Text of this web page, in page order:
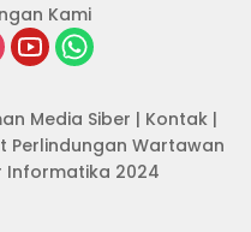
Kami
Media Siber | Kontak|
Perlindungan Wartawan
Informatika 2024